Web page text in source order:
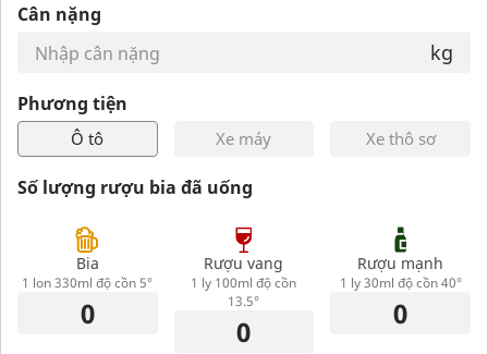
Cân nặng
kg
Phương tiện
Ô tô Xe máy Xe thô sơ
Số lượng rượu bia đã uống
Bia
1 lon 330ml độ cồn 5°
Rượu vang
1 ly 100ml độ cồn
13.5°
Rượu mạnh
1 ly 30ml độ cồn 40°